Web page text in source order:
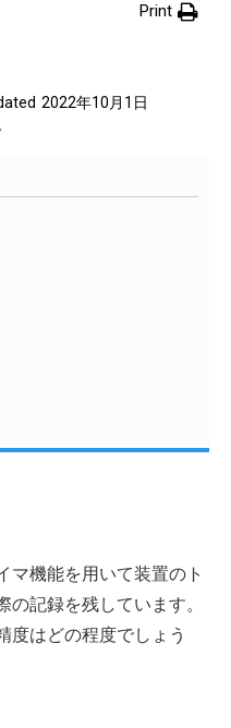
Print
2022年10月1日
マ機能を用いて装置のト
の記録を残しています。
度はどの程度でしょう